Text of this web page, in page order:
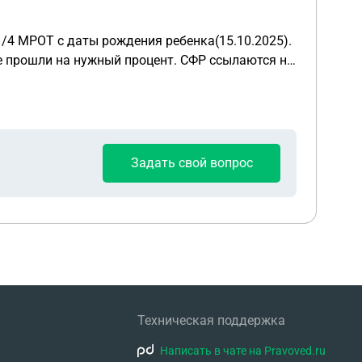
4 МРОТ с даты рождения ребенка(15.10.2025).
срока они считаются,с даты рождения
Задать свой вопрос
Техническая поддержка
Написать в чате на Pravoved.ru